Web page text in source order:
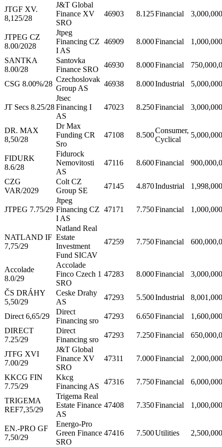
JTGF XV.
8,125/28
J&T Global
Finance XV
SRO
46903 8.125Financial
JTPEG CZ
8.00/2028
Jtpeg
Financing CZ
I AS
46909 8.000Financial
SANTKA
8.00/28
Santovka
Finance SRO
46930 8.000Financial
CSG 8.00%/28
Czechoslovak
Group AS
46938 8.000Industrial
JT Secs 8.25/28
Jtsec
Financing I
AS
47023 8.250Financial
DR. MAX
8,50/28
Dr Max
Funding CR
Sro
47108 8.500
Consumer,
Cyclical
FIDURK
8.6/28
Fidurock
Nemovitosti
AS
47116 8.600Financial
CZG
VAR/2029
Colt CZ
Group SE
47145 4.870Industrial
JTPEG 7.75/29
Jtpeg
Financing CZ
I AS
47171 7.750Financial
NATLAND IF
7,75/29
Natland Real
Estate
Investment
Fund SICAV
47259 7.750Financial
Accolade
8.0/29
Accolade
Finco Czech 1
SRO
47283 8.000Financial
ČS DRÁHY
5,50/29
Ceske Drahy
AS
47293 5.500Industrial
Direct 6,65/29
Direct
Financing sro
47293 6.650Financial
DIRECT
7.25/29
Direct
Financing sro
47293 7.250Financial
JTFG XVI
7.00/29
J&T Global
Finance XV
SRO
47311 7.000Financial
KKCG FIN
7.75/29
Kkcg
Financing AS
47316 7.750Financial
TRIGEMA
REF7,35/29
Trigema Real
Estate Finance
AS
47408 7.350Financial
EN.-PRO GF
7,50/29
Energo-Pro
Green Finance
SRO
47416 7.500Utilities